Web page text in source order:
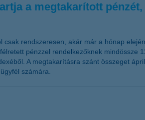
a megtakarított
rendszeresen, akár már a hónap
pénzzel rendelkezőknek
A megtakarításra szánt összeget
számára.